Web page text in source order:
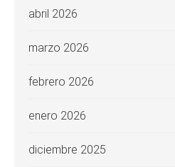
abril 2026
marzo 2026
febrero 2026
enero 2026
diciembre 2025